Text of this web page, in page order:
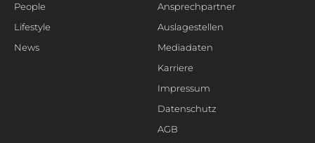
People
Lifestyle
News
Ansprechpartner
Auslagestellen
Mediadaten
Karriere
Impressum
Datenschutz
AGB